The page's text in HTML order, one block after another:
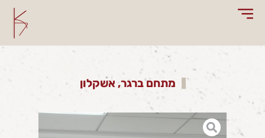
מתחם ברגר, אשקלון